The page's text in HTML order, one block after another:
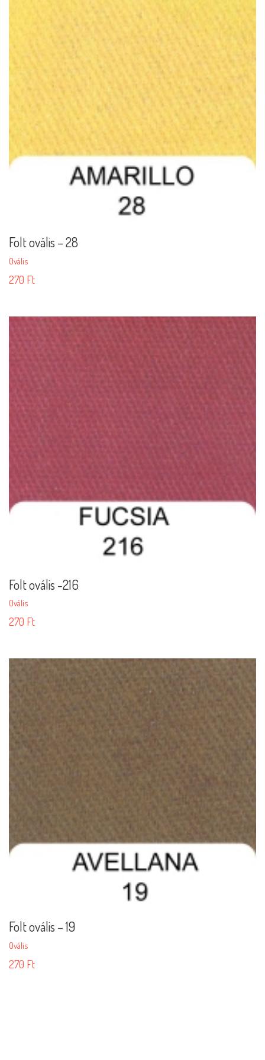
Folt ovális – 28
Ovális
270 Ft
Folt ovális -216
Ovális
270 Ft
Folt ovális – 19
Ovális
270 Ft